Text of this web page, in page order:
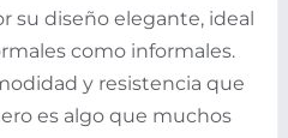
su diseño elegante, ideal
como informales.
y resistencia que
es algo que muchos